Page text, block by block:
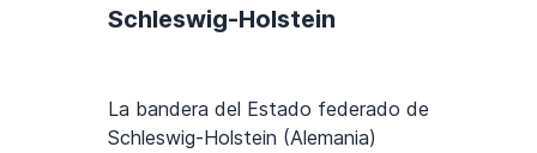
Schleswig-Holstein
La bandera del Estado federado de
Schleswig-Holstein (Alemania)